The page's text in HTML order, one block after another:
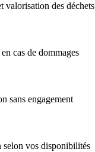
valorisation des déchets
cas de dommages
sans engagement
selon vos disponibilités